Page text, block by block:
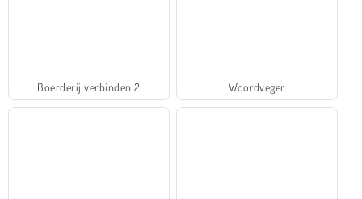
Boerderij verbinden 2 Woordveger